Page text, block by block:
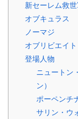
新セーレム救
オブキュラス
ノーマジ
オブリビエイト
登場人物
ニュートン
ン）
ポーペンチ
サリン・ウ